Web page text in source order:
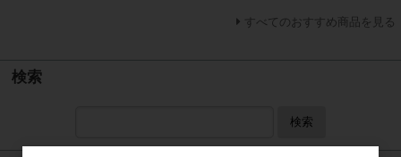
すべてのおすすめ商品を見る
検索
検索